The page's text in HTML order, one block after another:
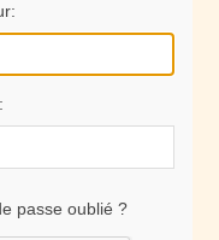
passe oublié ?